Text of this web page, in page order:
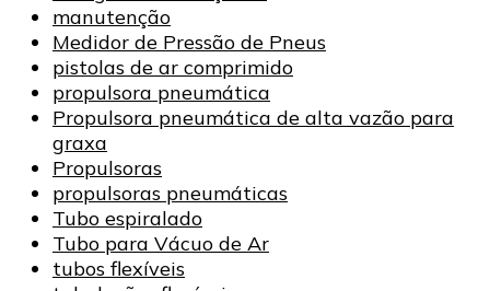
manutenção
Medidor de Pressão de Pneus
pistolas de ar comprimido
propulsora pneumática
Propulsora pneumática de alta vazão para
graxa
Propulsoras
propulsoras pneumáticas
Tubo espiralado
Tubo para Vácuo de Ar
tubos flexíveis